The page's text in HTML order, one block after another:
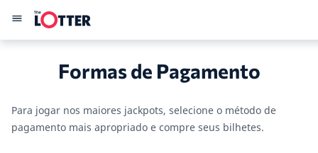
Formas de Pagamento
Para jogar nos maiores jackpots, selecione o método de
pagamento mais apropriado e compre seus bilhetes.